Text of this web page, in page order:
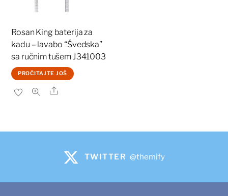
Rosan King baterija za
kadu – lavabo “Švedska”
sa ručnim tušem J341003
PROČITAJTE JOŠ
Share
TWITTER @themify